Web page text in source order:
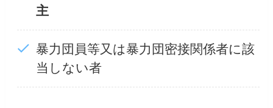
主
暴力団員等又は暴力団密接関係者に該
当しない者